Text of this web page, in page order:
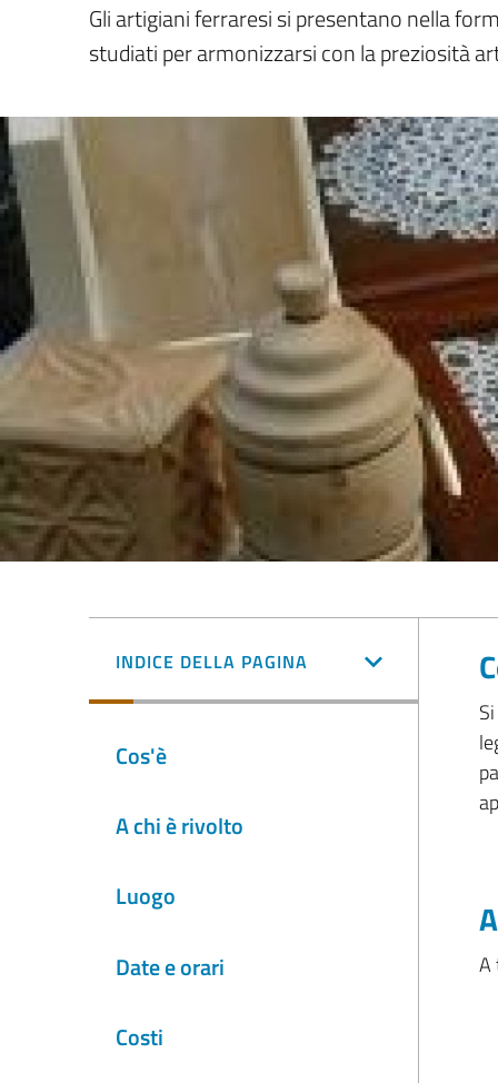
Gli artigiani ferraresi si presentano nella
studiati per armonizzarsi con la preziosità
INDICE DELLA PAGINA
Cos'è
A chi è rivolto
Luogo
Date e orari
Costi
A